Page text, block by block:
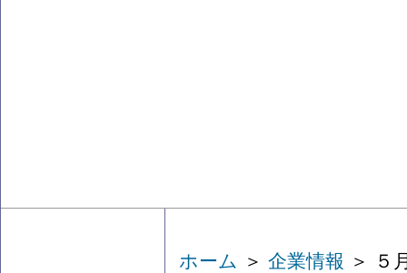
ホーム ＞ 企業情報 ＞ ５